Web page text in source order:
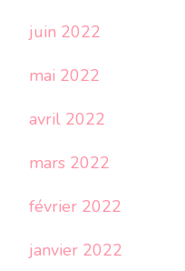
juin 2022
mai 2022
avril 2022
mars 2022
février 2022
janvier 2022